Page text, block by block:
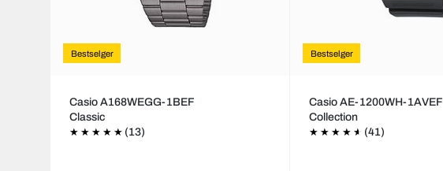
Bestselger
Casio A168WEGG-1BEF
Classic
(13)
Bestselger
Casio AE-1200WH-1AVEF
Collection
(41)